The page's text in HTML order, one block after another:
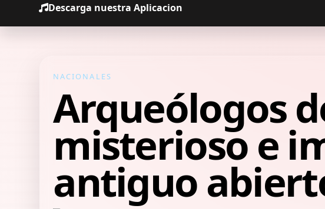
Descarga nuestra Aplicacion
NACIONALES
Arqueólogos
misterioso e
antiguo